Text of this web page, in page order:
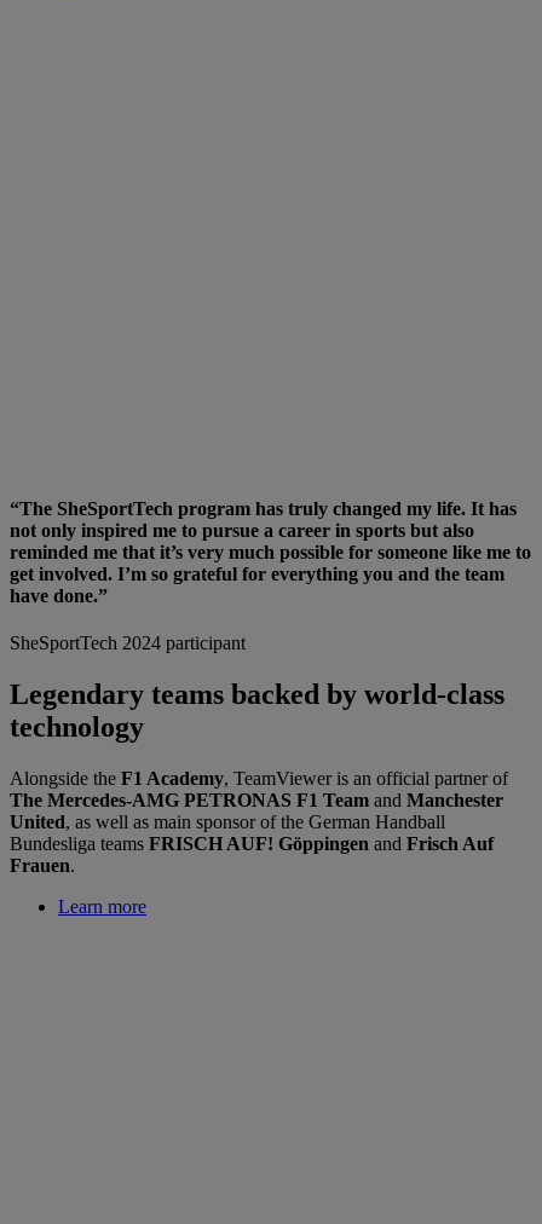
“The SheSportTech program has truly changed my life. It has
not only inspired me to pursue a career in sports but also
reminded me that it’s very much possible for someone like me to
get involved. I’m so grateful for everything you and the team
have done.”
SheSportTech 2024 participant
Legendary teams backed by world-class
technology
Alongside the F1 Academy, TeamViewer is an official partner of
The Mercedes-AMG PETRONAS F1 Team and Manchester
United, as well as main sponsor of the German Handball
Bundesliga teams FRISCH AUF! Göppingen and Frisch Auf
Frauen.
Learn more